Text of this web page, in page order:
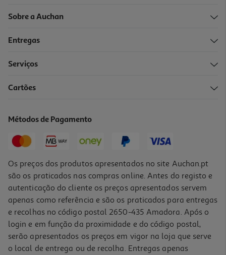
Sobre a Auchan
Entregas
Serviços
Cartões
Métodos de Pagamento
Os preços dos produtos apresentados no site Auchan.pt
são os praticados nas compras online. Antes do registo e
autenticação do cliente os preços apresentados servem
apenas como referência e são os praticados para entregas
e recolhas no código postal 2650-435 Amadora. Após o
login e em função da proximidade e do código postal,
serão apresentados os preços em vigor na loja que serve
o local de entrega ou de recolha. Entregas apenas